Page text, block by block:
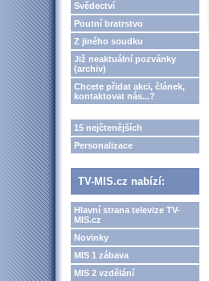
Svědectví
Poutní bratrstvo
Z jiného soudku
Již neaktuální pozvánky
(archiv)
Chcete přidat akci, článek,
kontaktovat nás...?
15 nejčtenějších
Personalizace
TV-MIS.cz nabízí:
Hlavní strana televize TV-
MIS.cz
Novinky
MIS 1 zábava
MIS 2 vzdělání